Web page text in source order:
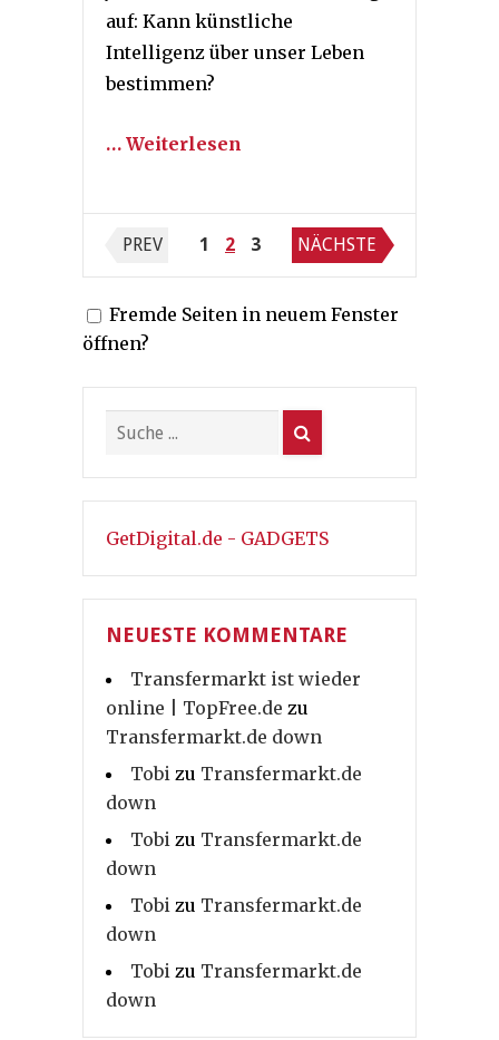
auf: Kann künstliche
Intelligenz über unser Leben
bestimmen?
… Weiterlesen
Seitennummerierung
der
Beiträge
PREV 1 2 3 NÄCHSTE
Fremde Seiten in neuem Fenster
öffnen?
GetDigital.de - GADGETS
NEUESTE KOMMENTARE
Transfermarkt ist wieder
online | TopFree.de zu
Transfermarkt.de down
Tobi zu Transfermarkt.de
down
Tobi zu Transfermarkt.de
down
Tobi zu Transfermarkt.de
down
Tobi zu Transfermarkt.de
down